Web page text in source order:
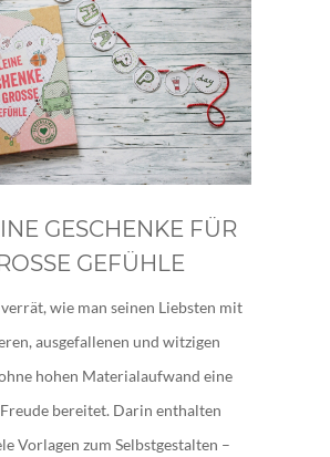
GESCHENKE FÜR
GEFÜHLE
wie man seinen Liebsten mit
ausgefallenen und witzigen
hohen Materialaufwand eine
bereitet. Darin enthalten
Vorlagen zum Selbstgestalten –